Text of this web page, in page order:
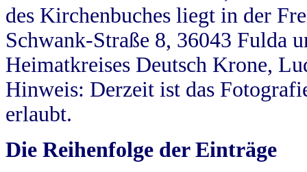
des Kirchenbuches liegt in der
Schwank-Straße 8, 36043 Fulda
Heimatkreises Deutsch Krone,
Hinweis: Derzeit ist das
erlaubt.
Die Reihenfolge der Einträge